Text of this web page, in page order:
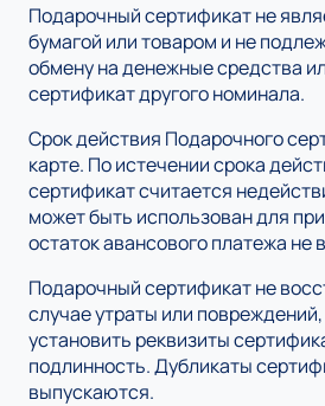
Подарочный сертификат не
бумагой или товаром и не
обмену на денежные средства
сертификат другого номинала.
Срок действия Подарочного
карте. По истечении срока
сертификат считается
может быть использован для
остаток авансового платежа не
Подарочный сертификат не
случае утраты или
установить реквизиты
подлинность. Дубликаты
выпускаются.